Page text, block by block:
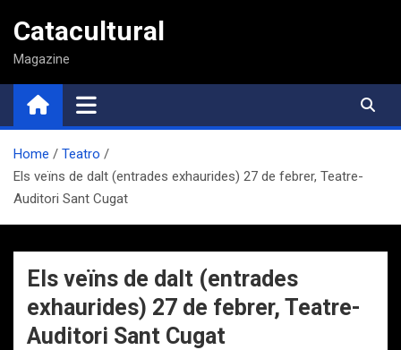
contenido
Catacultural
Magazine
Home
Teatro
Els veïns de dalt (entrades exhaurides) 27 de febrer, Teatre-
Auditori Sant Cugat
Els veïns de dalt (entrades
exhaurides) 27 de febrer, Teatre-
Auditori Sant Cugat